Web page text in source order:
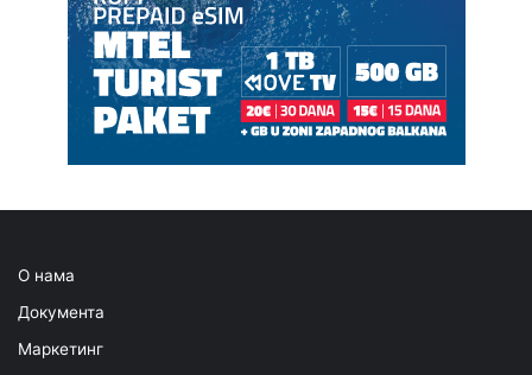
О нама
Документа
Маркетинг